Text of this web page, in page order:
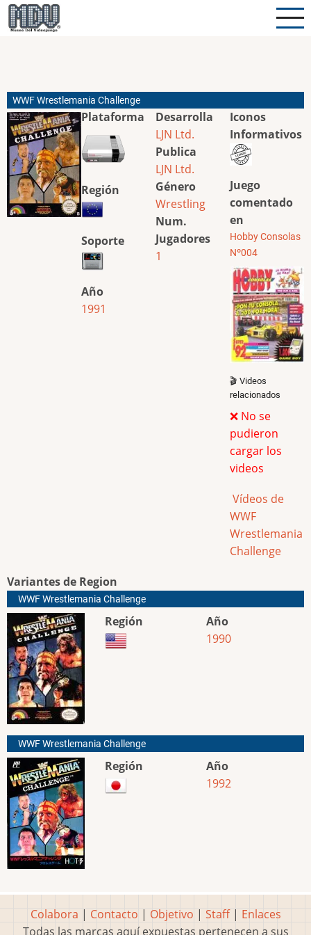
Pasar
al
WWF Wrestlemania Challenge
Plataforma
Región
Soporte
Año
1991
Desarrolla
LJN Ltd.
Publica
LJN Ltd.
Género
Wrestling
Num.
Jugadores
1
Iconos
Informativos
Juego
comentado
en
Hobby Consolas
Nº004
🎬 Videos
relacionados
❌ No se
pudieron
cargar los
videos
Vídeos de
WWF
Wrestlemania
Challenge
Variantes de Region
WWF Wrestlemania Challenge
Región
Año
1990
WWF Wrestlemania Challenge
Región
Año
1992
Colabora | Contacto | Objetivo | Staff| Enlaces
Todas las marcas aquí expuestas pertenecen a sus